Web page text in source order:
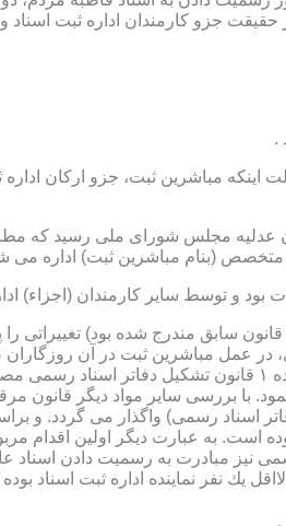
اداره ثبت اسناد واملاك محسوب می گردیدند
.
مباشرین ثبت، جزو اركان
قانون یاد شده، در شرح وظائف مباشرین ثبت (آنچه كه در
عمل مباشرین ثبت در آن
با بررسی سایر مواد دیگر
اسناد رسمی) واگذار می گردد.
نیز مبادرت به رسمیت دادن اسناد